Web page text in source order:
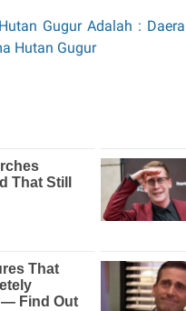
Gugur Adalah :
Hutan Gugur